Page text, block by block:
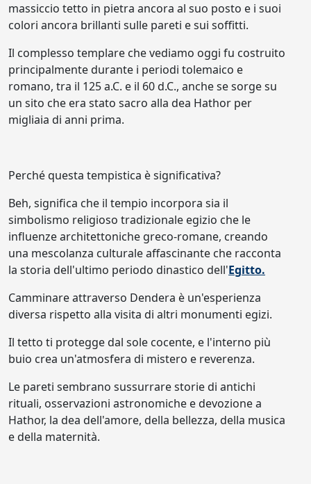
massiccio tetto in pietra ancora al suo posto e i suoi
colori ancora brillanti sulle pareti e sui soffitti.
Il complesso templare che vediamo oggi fu costruito
principalmente durante i periodi tolemaico e
romano, tra il 125 a.C. e il 60 d.C., anche se sorge su
un sito che era stato sacro alla dea Hathor per
migliaia di anni prima.
Perché questa tempistica è significativa?
Beh, significa che il tempio incorpora sia il
simbolismo religioso tradizionale egizio che le
influenze architettoniche greco-romane, creando
una mescolanza culturale affascinante che racconta
la storia dell'ultimo periodo dinastico dell'Egitto.
Camminare attraverso Dendera è un'esperienza
diversa rispetto alla visita di altri monumenti egizi.
Il tetto ti protegge dal sole cocente, e l'interno più
buio crea un'atmosfera di mistero e reverenza.
Le pareti sembrano sussurrare storie di antichi
rituali, osservazioni astronomiche e devozione a
Hathor, la dea dell'amore, della bellezza, della musica
e della maternità.